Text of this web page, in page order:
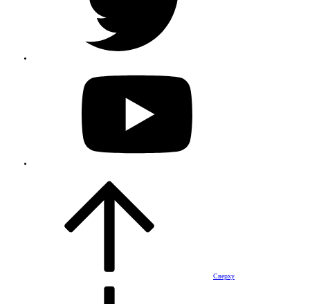
Сверху